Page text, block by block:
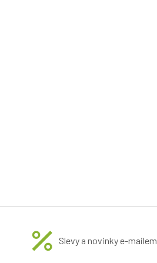
Slevy a novinky e-mailem